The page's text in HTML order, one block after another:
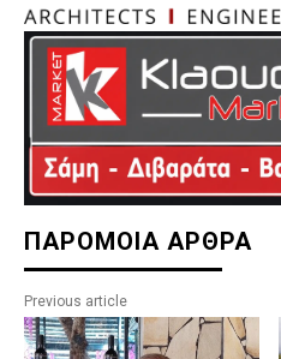
ΠΑΡΟΜΟΙΑ ΑΡΘΡΑ
Previous article